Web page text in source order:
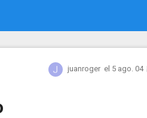
juanroger el 5 ago. 04